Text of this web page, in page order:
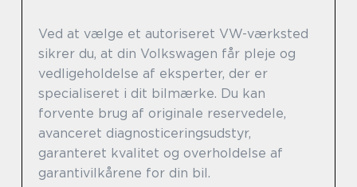
Ved at vælge et autoriseret VW-værksted
sikrer du, at din Volkswagen får pleje og
vedligeholdelse af eksperter, der er
specialiseret i dit bilmærke. Du kan
forvente brug af originale reservedele,
avanceret diagnosticeringsudstyr,
garanteret kvalitet og overholdelse af
garantivilkårene for din bil.